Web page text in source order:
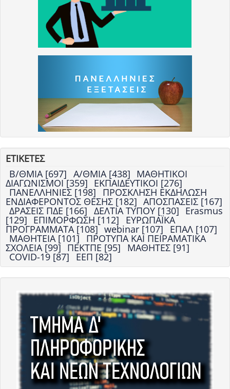
ΕΤΙΚΕΤΕΣ
Β/ΘΜΙΑ [697] Α/ΘΜΙΑ [438] ΜΑΘΗΤΙΚΟΙ
ΔΙΑΓΩΝΙΣΜΟΙ [359] ΕΚΠΑΙΔΕΥΤΙΚΟΙ [276]
ΠΑΝΕΛΛΗΝΙΕΣ [198] ΠΡΟΣΚΛΗΣΗ ΕΚΔΗΛΩΣΗ
ΕΝΔΙΑΦΕΡΟΝΤΟΣ ΘΕΣΗΣ [182] ΑΠΟΣΠΑΣΕΙΣ [167]
ΔΡΑΣΕΙΣ ΠΔΕ [166] ΔΕΛΤΙΑ ΤΥΠΟΥ [130] Erasmus
[129] ΕΠΙΜΟΡΦΩΣΗ [112] ΕΥΡΩΠΑΪΚΑ
ΠΡΟΓΡΑΜΜΑΤΑ [108] webinar [107] ΕΠΑΛ [107]
ΜΑΘΗΤΕΙΑ [101] ΠΡΟΤΥΠΑ ΚΑΙ ΠΕΙΡΑΜΑΤΙΚΑ
ΣΧΟΛΕΙΑ [99] ΠΕΚΤΠΕ [95] ΜΑΘΗΤΕΣ [91]
COVID-19 [87] ΕΕΠ [82]